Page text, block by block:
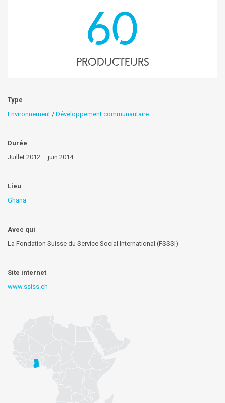
60
producteurs
Type
Environnement / Développement communautaire
Durée
Juillet 2012 – juin 2014
Lieu
Ghana
Avec qui
La Fondation Suisse du Service Social International (FSSSI)
Site internet
www.ssiss.ch